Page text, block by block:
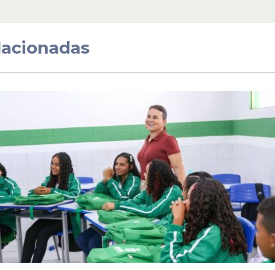
fortalecendo a troca de experiências e